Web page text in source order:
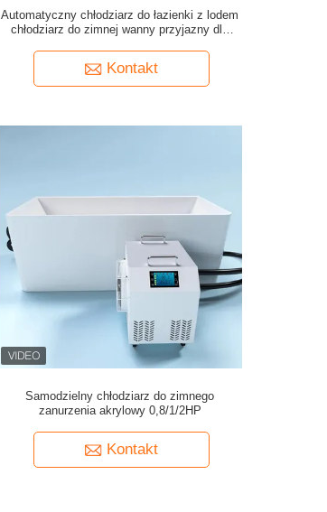
Automatyczny chłodziarz do łazienki z lodem
chłodziarz do zimnej wanny przyjazny dla
Kontakt
Samodzielny chłodziarz do zimnego
zanurzenia akrylowy 0,8/1/2HP
Kontakt